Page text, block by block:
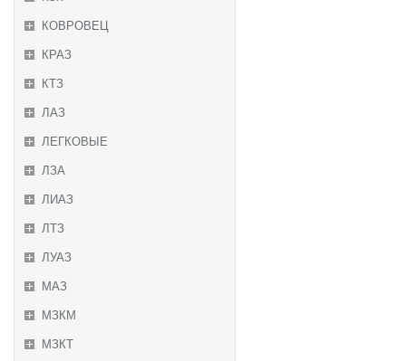
КОВРОВЕЦ
КРАЗ
КТЗ
ЛАЗ
ЛЕГКОВЫЕ
ЛЗА
ЛИАЗ
ЛТЗ
ЛУАЗ
МАЗ
МЗКМ
МЗКТ